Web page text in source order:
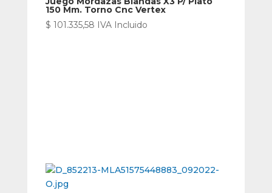
150 Mm. Torno Cnc Vertex
$ 101.335,58 IVA Incluido